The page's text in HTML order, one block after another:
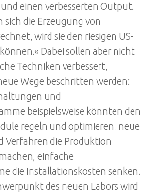
einen verbesserten Output.
sich die Erzeugung von
wird sie den riesigen US-
Dabei sollen aber nicht
Techniken verbessert,
Wege beschritten werden:
und
beispielsweise könnten den
regeln und optimieren, neue
Verfahren die Produktion
einfache
die Installationskosten senken.
des neuen Labors wird